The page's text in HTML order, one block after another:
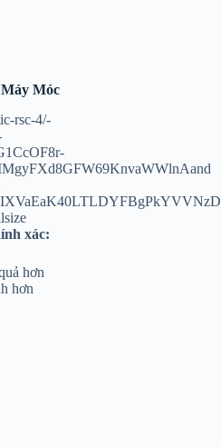
Móc
xác:
hơn
hơn